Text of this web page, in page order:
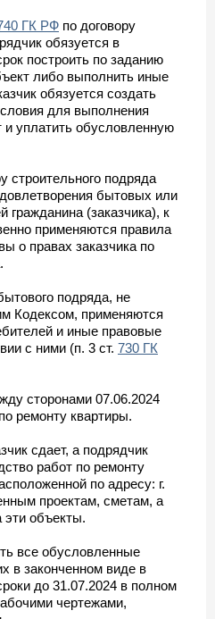
ГК РФ по договору
обязуется в
построить по заданию
либо выполнить иные
обязуется создать
для выполнения
и уплатить обусловленную
строительного подряда
бытовых или
гражданина (заказчика), к
применяются правила
о правах заказчика по
подряда, не
Кодексом, применяются
и иные правовые
с ними (п. 3 ст. 730 ГК
сторонами 07.06.2024
ремонту квартиры.
сдает, а подрядчик
работ по ремонту
по адресу: г.
проектам, сметам, а
эти объекты.
все обусловленные
в законченном виде в
до 31.07.2024 в полном
чертежами,